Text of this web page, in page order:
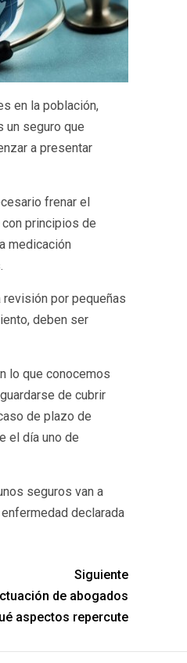
en la población,
un seguro que
a presentar
frenar el
principios de
medicación
por pequeñas
deben ser
lo que conocemos
de cubrir
de plazo de
el día uno de
seguros van a
declarada
Siguiente
de abogados
aspectos repercute